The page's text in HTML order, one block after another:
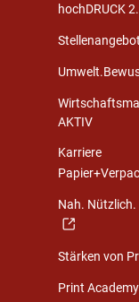
hochDRUCK
AKTIV
Karriere
Nah.
Stärken von
Print Academy